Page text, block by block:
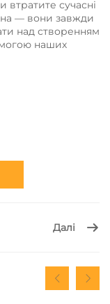
втратите сучасні
— вони завжди
над створенням
наших
Далі